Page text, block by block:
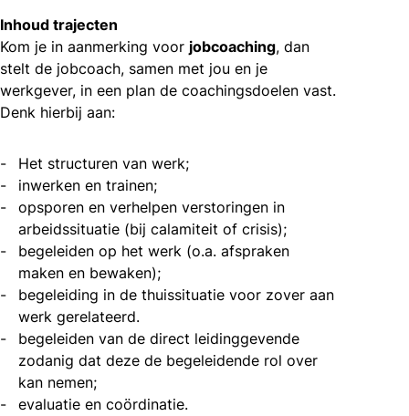
Inhoud trajecten
Kom je in aanmerking voor jobcoaching, dan
stelt de jobcoach, samen met jou en je
werkgever, in een plan de coachingsdoelen vast.
Denk hierbij aan:
Het structuren van werk;
inwerken en trainen;
opsporen en verhelpen verstoringen in
arbeidssituatie (bij calamiteit of crisis);
begeleiden op het werk (o.a. afspraken
maken en bewaken);
begeleiding in de thuissituatie voor zover aan
werk gerelateerd.
begeleiden van de direct leidinggevende
zodanig dat deze de begeleidende rol over
kan nemen;
evaluatie en coördinatie.